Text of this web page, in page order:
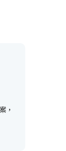
，